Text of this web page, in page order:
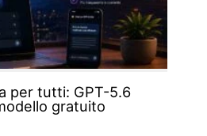
per tutti: GPT-5.6
gratuito